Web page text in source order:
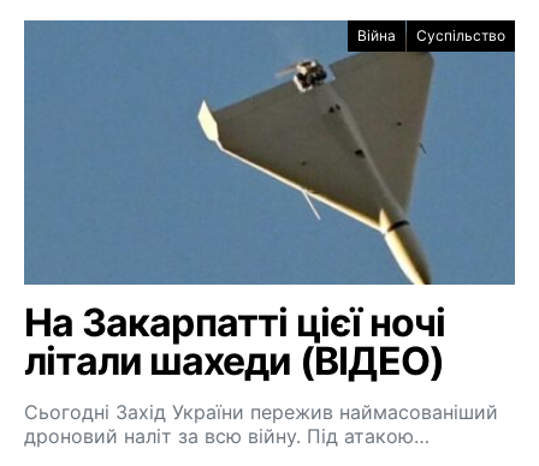
Війна Суспільство
На Закарпатті цієї ночі
літали шахеди (ВІДЕО)
Сьогодні Захід України пережив наймасованіший
дроновий наліт за всю війну. Під атакою…